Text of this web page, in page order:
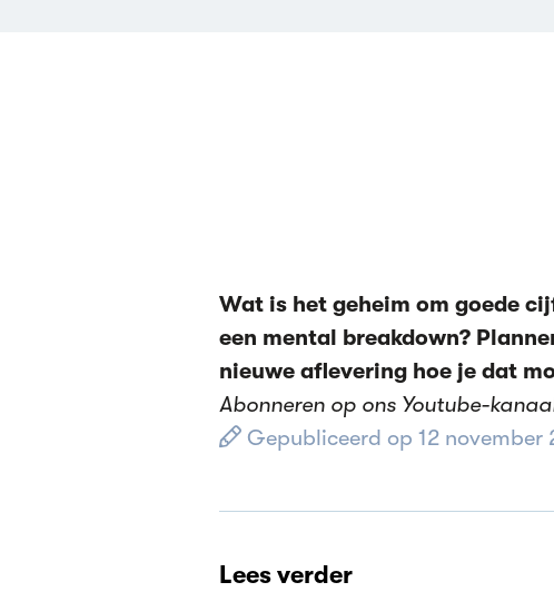
Wat is het geheim om goede
een mental breakdown?
nieuwe aflevering hoe je dat
Abonneren op ons Youtube-
Gepubliceerd op 12 november
Lees verder